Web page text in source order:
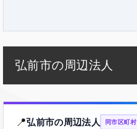
弘前市の周辺法人
📍弘前市の周辺法人 同市区町村